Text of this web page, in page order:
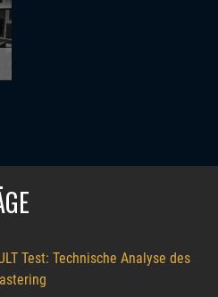
Test: Technische Analyse des